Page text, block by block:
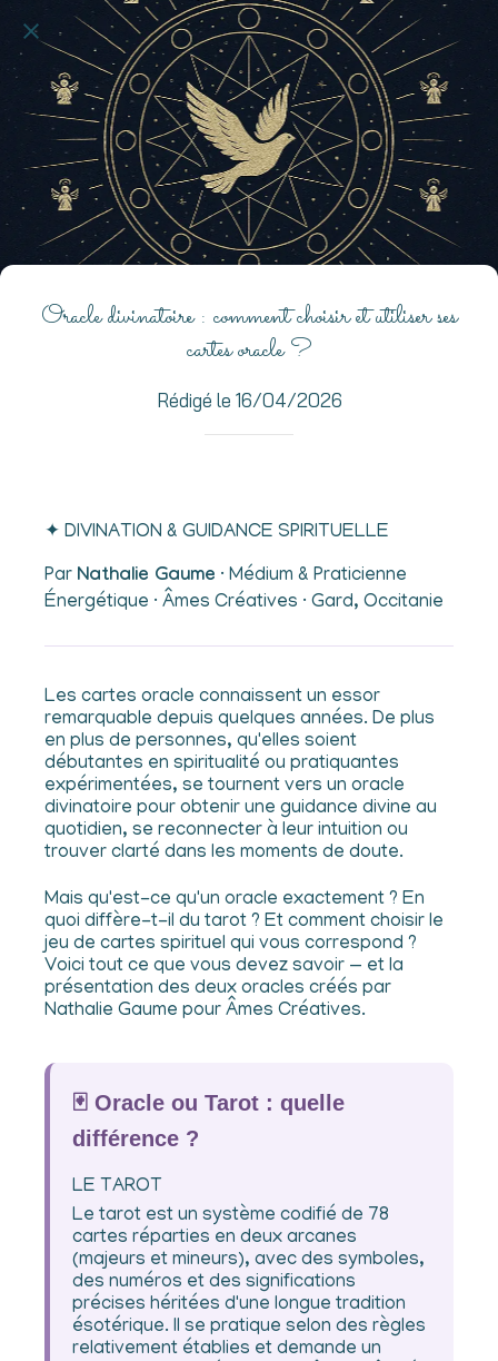
Oracle divinatoire : comment choisir et utiliser ses
cartes oracle ?
Rédigé le 16/04/2026
✦ DIVINATION & GUIDANCE SPIRITUELLE
Par Nathalie Gaume · Médium & Praticienne
Énergétique · Âmes Créatives · Gard, Occitanie
Les cartes oracle connaissent un essor
remarquable depuis quelques années. De plus
en plus de personnes, qu'elles soient
débutantes en spiritualité ou pratiquantes
expérimentées, se tournent vers un oracle
divinatoire pour obtenir une guidance divine au
quotidien, se reconnecter à leur intuition ou
trouver clarté dans les moments de doute.
Mais qu'est-ce qu'un oracle exactement ? En
quoi diffère-t-il du tarot ? Et comment choisir le
jeu de cartes spirituel qui vous correspond ?
Voici tout ce que vous devez savoir — et la
présentation des deux oracles créés par
Nathalie Gaume pour Âmes Créatives.
🃏 Oracle ou Tarot : quelle
différence ?
LE TAROT
Le tarot est un système codifié de 78
cartes réparties en deux arcanes
(majeurs et mineurs), avec des symboles,
des numéros et des significations
précises héritées d'une longue tradition
ésotérique. Il se pratique selon des règles
relativement établies et demande un